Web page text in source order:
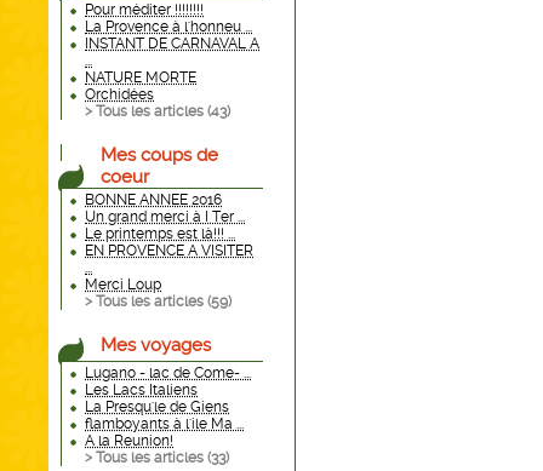
Pour méditer !!!!!!!!
La Provence à l'honneu ...
INSTANT DE CARNAVAL A
...
NATURE MORTE
Orchidées
> Tous les articles (43)
Mes coups de
coeur
BONNE ANNEE 2016
Un grand merci à I Ter ...
Le printemps est là!!! ...
EN PROVENCE A VISITER
...
Merci Loup
> Tous les articles (59)
Mes voyages
Lugano - lac de Come- ...
Les Lacs Italiens
La Presqu'le de Giens
flamboyants à l'ile Ma ...
A la Reunion!
> Tous les articles (33)